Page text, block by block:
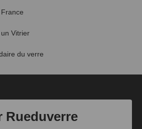
Vitrier
du verre
Rueduverre